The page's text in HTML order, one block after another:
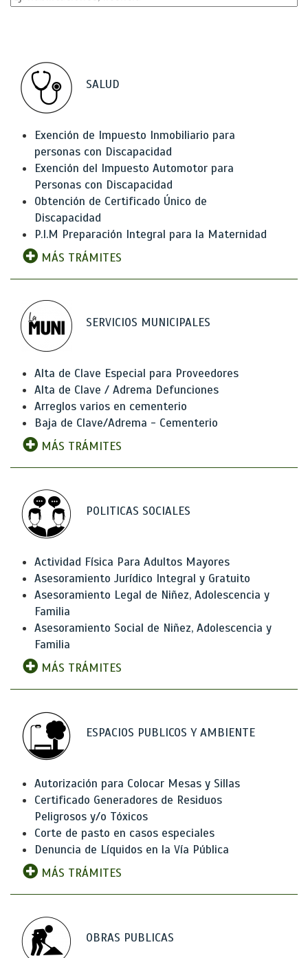
SALUD
Exención de Impuesto Inmobiliario para
personas con Discapacidad
Exención del Impuesto Automotor para
Personas con Discapacidad
Obtención de Certificado Único de
Discapacidad
P.I.M Preparación Integral para la Maternidad
MÁS TRÁMITES
SERVICIOS MUNICIPALES
Alta de Clave Especial para Proveedores
Alta de Clave / Adrema Defunciones
Arreglos varios en cementerio
Baja de Clave/Adrema - Cementerio
MÁS TRÁMITES
POLITICAS SOCIALES
Actividad Física Para Adultos Mayores
Asesoramiento Jurídico Integral y Gratuito
Asesoramiento Legal de Niñez, Adolescencia y
Familia
Asesoramiento Social de Niñez, Adolescencia y
Familia
MÁS TRÁMITES
ESPACIOS PUBLICOS Y AMBIENTE
Autorización para Colocar Mesas y Sillas
Certificado Generadores de Residuos
Peligrosos y/o Tóxicos
Corte de pasto en casos especiales
Denuncia de Líquidos en la Vía Pública
MÁS TRÁMITES
OBRAS PUBLICAS